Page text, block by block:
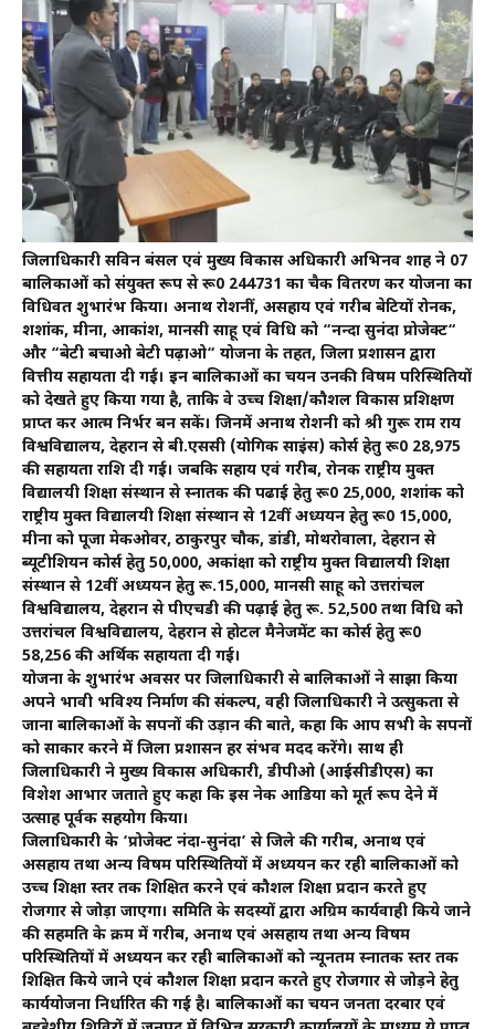
जिलाधिकारी सविन बंसल एवं मुख्य विकास अधिकारी अभिनव शाह ने 07
बालिकाओं को संयुक्त रूप से रू0 244731 का चैक वितरण कर योजना का
विधिवत शुभारंभ किया। अनाथ रोशनीं, असहाय एवं गरीब बेटियों रोनक,
शशांक, मीना, आकांश, मानसी साहू एवं विधि को “नन्दा सुनंदा प्रोजेक्ट“
और “बेटी बचाओ बेटी पढ़ाओ“ योजना के तहत, जिला प्रशासन द्वारा
वित्तीय सहायता दी गई। इन बालिकाओं का चयन उनकी विषम परिस्थितियों
को देखते हुए किया गया है, ताकि वे उच्च शिक्षा/कौशल विकास प्रशिक्षण
प्राप्त कर आत्म निर्भर बन सकें। जिनमें अनाथ रोशनी को श्री गुरू राम राय
विश्वविद्यालय, देहरादून से बी.एससी (योगिक साइंस) कोर्स हेतु रू0 28,975
की सहायता राशि दी गई। जबकि सहाय एवं गरीब, रोनक राष्ट्रीय मुक्त
विद्यालयी शिक्षा संस्थान से स्नातक की पढाई हेतु रू0 25,000, शशांक को
राष्ट्रीय मुक्त विद्यालयी शिक्षा संस्थान से 12वीं अध्ययन हेतु रू0 15,000,
मीना को पूजा मेकओवर, ठाकुरपुर चौक, डांडी, मोथरोवाला, देहरादून से
ब्यूटीशियन कोर्स हेतु 50,000, अकांक्षा को राष्ट्रीय मुक्त विद्यालयी शिक्षा
संस्थान से 12वीं अध्ययन हेतु रू.15,000, मानसी साहू को उत्तरांचल
विश्वविद्यालय, देहरादून से पीएचडी की पढ़ाई हेतु रू. 52,500 तथा विधि को
उत्तरांचल विश्वविद्यालय, देहरादून से होटल मैनेजमेंट का कोर्स हेतु रू0
58,256 की अर्थिक सहायता दी गई।
योजना के शुभारंभ अवसर पर जिलाधिकारी से बालिकाओं ने साझा किया
अपने भावी भविश्य निर्माण की संकल्प, वही जिलाधिकारी ने उत्सुकता से
जाना बालिकाओं के सपनों की उड़ान की बाते, कहा कि आप सभी के सपनों
को साकार करने में जिला प्रशासन हर संभव मदद करेंगे। साथ ही
जिलाधिकारी ने मुख्य विकास अधिकारी, डीपीओ (आईसीडीएस) का
विशेश आभार जताते हुए कहा कि इस नेक आडिया को मूर्त रूप देने में
उत्साह पूर्वक सहयोग किया।
जिलाधिकारी के ‘प्रोजेक्ट नंदा-सुनंदा’ से जिले की गरीब, अनाथ एवं
असहाय तथा अन्य विषम परिस्थितियों में अध्ययन कर रही बालिकाओं को
उच्च शिक्षा स्तर तक शिक्षित करने एवं कौशल शिक्षा प्रदान करते हुए
रोजगार से जोड़ा जाएगा। समिति के सदस्यों द्वारा अग्रिम कार्यवाही किये जाने
की सहमति के क्रम में गरीब, अनाथ एवं असहाय तथा अन्य विषम
परिस्थितियों में अध्ययन कर रही बालिकाओं को न्यूनतम स्नातक स्तर तक
शिक्षित किये जाने एवं कौशल शिक्षा प्रदान करते हुए रोजगार से जोड़ने हेतु
कार्ययोजना निर्धारित की गई है। बालिकाओं का चयन जनता दरबार एवं